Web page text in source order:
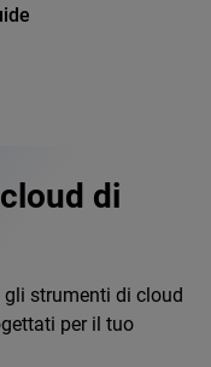
di
strumenti di cloud
per il tuo